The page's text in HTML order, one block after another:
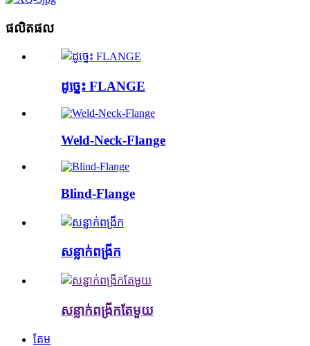
ផលិតផល
ដូច្នេះ FLANGE
Weld-Neck-Flange
Blind-Flange
សន្លាក់ពង្រីក
សន្លាក់ពង្រីកតែមួយ
គែម